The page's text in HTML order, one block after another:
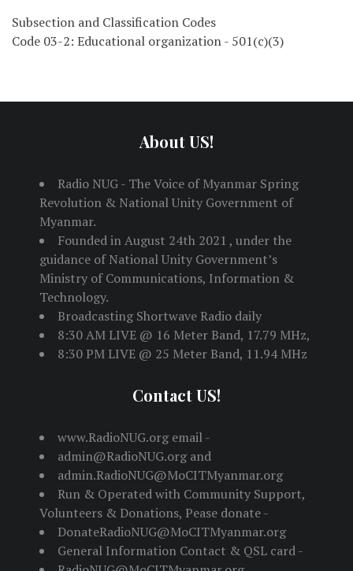
Subsection and Classification Codes
Code 03-2: Educational organization - 501(c)(3)
About US!
Radio NUG - The Voice of Myanmar Spring
Revolution & National Unity Government of
Myanmar.
Founded in August 24th 2021 , under the
guidance of National Unity Government’s
Ministry of Communications, Information &
Technology.
Broadcasting Shortwave Radio daily
8:30 AM LIVE @ 16 Meter Band, 17.79 MHz,
8:30 PM LIVE @ 25 Meter Band, 11.94 MHz
Contact US!
www.RadioNUG.org email -
admin@RadioNUG.org and
admin.RadioNUG@MoCITMyanmar.org
Run & Operated with Community Support,
Volunteers & Donations, Pease donate -
DonateRadioNUG@MoCITMyanmar.org
General Information Contact & QSL card -